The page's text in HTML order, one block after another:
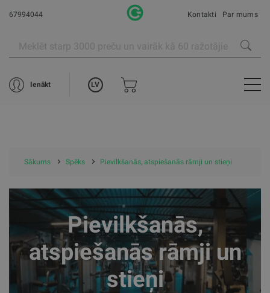
67994044 Kontakti Par mums
Ienākt LV
Sākums Spēks Pievilkšanās, atspiešanās rāmji un stieņi
Pievilkšanās,
atspiešanās rāmji un
stieņi